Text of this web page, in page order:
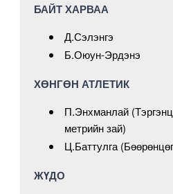
БАЙТ ХАРВАА
Д.Сэлэнгэ
Б.Оюун-Эрдэнэ
ХӨНГӨН АТЛЕТИК
П.Энхманлай
метрийн зай)
Ц.Баттулга
ЖҮДО